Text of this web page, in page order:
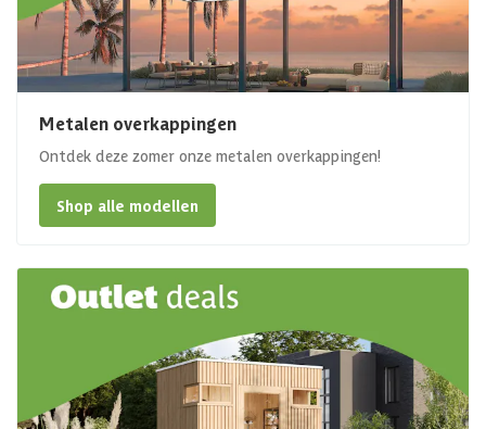
Metalen overkappingen
Ontdek deze zomer onze metalen overkappingen!
Shop alle modellen